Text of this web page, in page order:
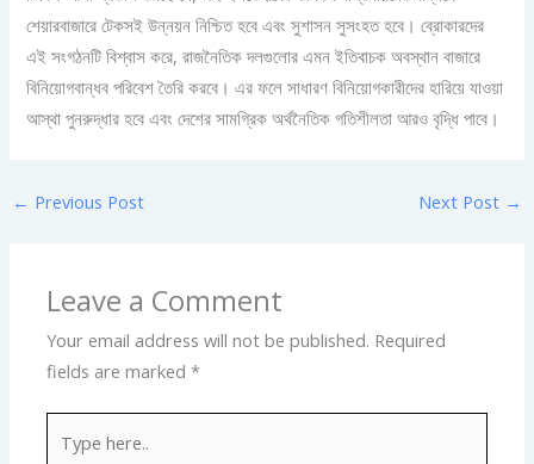
শেয়ারবাজারে টেকসই উন্নয়ন নিশ্চিত হবে এবং সুশাসন সুসংহত হবে। ব্রোকারদের
এই সংগঠনটি বিশ্বাস করে, রাজনৈতিক দলগুলোর এমন ইতিবাচক অবস্থান বাজারে
বিনিয়োগবান্ধব পরিবেশ তৈরি করবে। এর ফলে সাধারণ বিনিয়োগকারীদের হারিয়ে যাওয়া
আস্থা পুনরুদ্ধার হবে এবং দেশের সামগ্রিক অর্থনৈতিক গতিশীলতা আরও বৃদ্ধি পাবে।
← Previous Post Next Post →
Leave a Comment
Your email address will not be published. Required
fields are marked*
here..